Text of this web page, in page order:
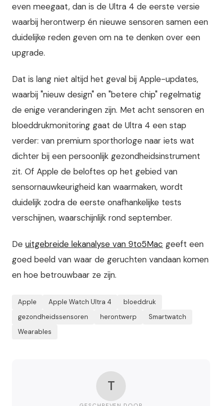
even meegaat, dan is de Ultra 4 de eerste versie
waarbij herontwerp én nieuwe sensoren samen een
duidelijke reden geven om na te denken over een
upgrade.
Dat is lang niet altijd het geval bij Apple-updates,
waarbij "nieuw design" en "betere chip" regelmatig
de enige veranderingen zijn. Met acht sensoren en
bloeddrukmonitoring gaat de Ultra 4 een stap
verder: van premium sporthorloge naar iets wat
dichter bij een persoonlijk gezondheidsinstrument
zit. Of Apple de beloftes op het gebied van
sensornauwkeurigheid kan waarmaken, wordt
duidelijk zodra de eerste onafhankelijke tests
verschijnen, waarschijnlijk rond september.
De uitgebreide lekanalyse van 9to5Mac geeft een
goed beeld van waar de geruchten vandaan komen
en hoe betrouwbaar ze zijn.
Apple Apple Watch Ultra 4
bloeddruk
gezondheidssensoren
herontwerp
Smartwatch
Wearables
T